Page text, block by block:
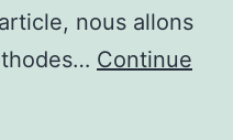
nous allons
Continue